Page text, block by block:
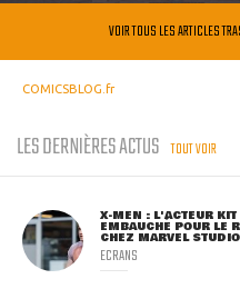
VOIR TOUS LES ARTICLES
COMICSBLOG.fr
LES DERNIÈRES ACTUS TOUT VOIR
X-MEN : L'ACTEUR KIT
EMBAUCHÉ POUR LE
CHEZ MARVEL
ECRANS